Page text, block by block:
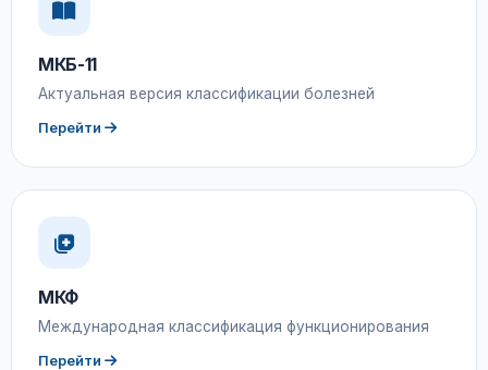
МКБ-11
Актуальная версия классификации болезней
Перейти
МКФ
Международная классификация функционирования
Перейти